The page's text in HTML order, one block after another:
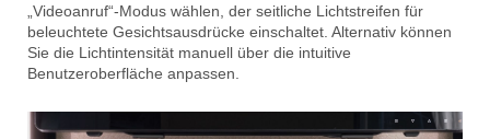
„Videoanruf“-Modus wählen, der seitliche Lichtstreifen für
beleuchtete Gesichtsausdrücke einschaltet. Alternativ können
Sie die Lichtintensität manuell über die intuitive
Benutzeroberfläche anpassen.